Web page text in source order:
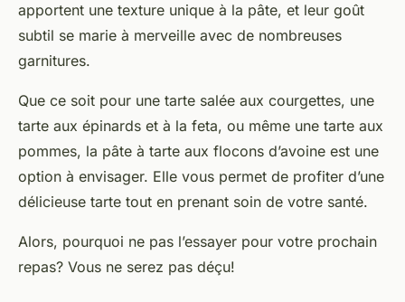
apportent une texture unique à la pâte, et leur goût
subtil se marie à merveille avec de nombreuses
garnitures.
Que ce soit pour une tarte salée aux courgettes, une
tarte aux épinards et à la feta, ou même une tarte aux
pommes, la pâte à tarte aux flocons d’avoine est une
option à envisager. Elle vous permet de profiter d’une
délicieuse tarte tout en prenant soin de votre santé.
Alors, pourquoi ne pas l’essayer pour votre prochain
repas? Vous ne serez pas déçu!